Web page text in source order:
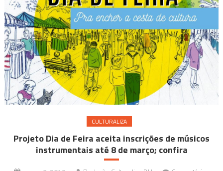
CULTURALIZA
Projeto Dia de Feira aceita inscrições de músicos
instrumentais até 8 de março; confira